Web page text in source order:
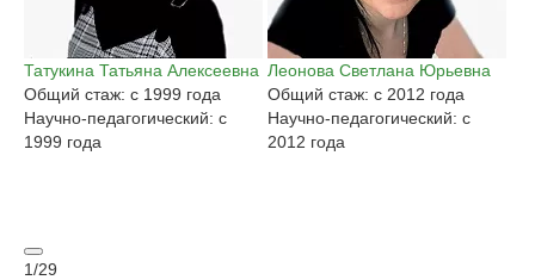
Татукина Татьяна Алексеевна
Общий стаж: с 1999 года
Научно-педагогический: с
1999 года
Леонова Светлана Юрьевна
Общий стаж: с 2012 года
Научно-педагогический: с
2012 года
1/29